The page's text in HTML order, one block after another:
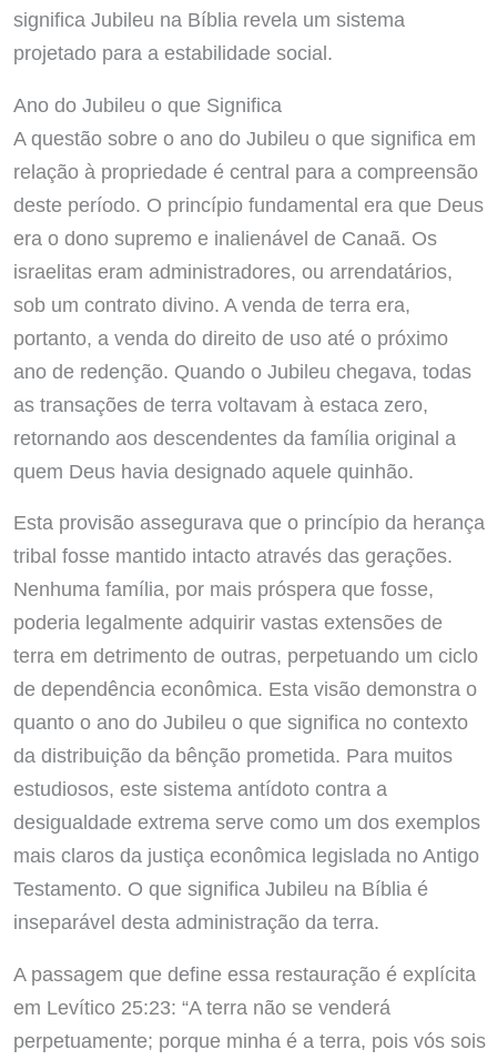
significa Jubileu na Bíblia revela um sistema
projetado para a estabilidade social.
Ano do Jubileu o que Significa
A questão sobre o ano do Jubileu o que significa em
relação à propriedade é central para a compreensão
deste período. O princípio fundamental era que Deus
era o dono supremo e inalienável de Canaã. Os
israelitas eram administradores, ou arrendatários,
sob um contrato divino. A venda de terra era,
portanto, a venda do direito de uso até o próximo
ano de redenção. Quando o Jubileu chegava, todas
as transações de terra voltavam à estaca zero,
retornando aos descendentes da família original a
quem Deus havia designado aquele quinhão.
Esta provisão assegurava que o princípio da herança
tribal fosse mantido intacto através das gerações.
Nenhuma família, por mais próspera que fosse,
poderia legalmente adquirir vastas extensões de
terra em detrimento de outras, perpetuando um ciclo
de dependência econômica. Esta visão demonstra o
quanto o ano do Jubileu o que significa no contexto
da distribuição da bênção prometida. Para muitos
estudiosos, este sistema antídoto contra a
desigualdade extrema serve como um dos exemplos
mais claros da justiça econômica legislada no Antigo
Testamento. O que significa Jubileu na Bíblia é
inseparável desta administração da terra.
A passagem que define essa restauração é explícita
em Levítico 25:23: “A terra não se venderá
perpetuamente; porque minha é a terra, pois vós sois